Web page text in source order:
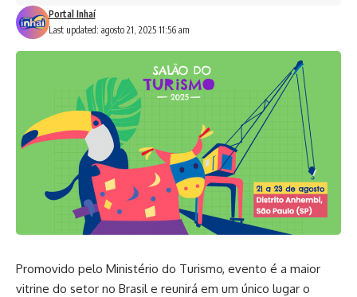
Last updated: agosto 21, 2025 11:56 am
Portal Inhaí
Promovido pelo Ministério do Turismo, evento é a maior
vitrine do setor no Brasil e reunirá em um único lugar o